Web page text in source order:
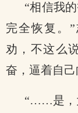
“相信我
完全恢复。
劝，不这么
奋，逼着自己
“……是，